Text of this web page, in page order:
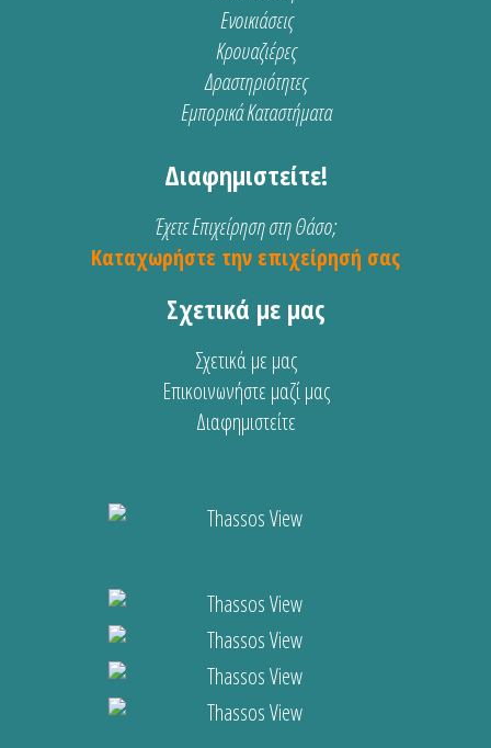
Ενοικιάσεις
Κρουαζιέρες
Δραστηριότητες
Εμπορικά Καταστήματα
Διαφημιστείτε!
Έχετε Επιχείρηση στη Θάσο;
Καταχωρήστε την επιχείρησή σας
Σχετικά με μας
Σχετικά με μας
Επικοινωνήστε μαζί μας
Διαφημιστείτε